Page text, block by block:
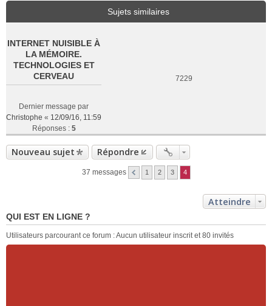
Sujets similaires
INTERNET NUISIBLE À
LA MÉMOIRE.
TECHNOLOGIES ET
CERVEAU
Dernier message par
Christophe « 12/09/16, 11:59
Réponses : 5
7229
Nouveau sujet Répondre
37 messages 1 2 3 4
Atteindre
QUI EST EN LIGNE ?
Utilisateurs parcourant ce forum : Aucun utilisateur inscrit et 80 invités